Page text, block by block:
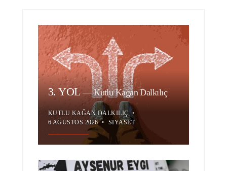
3. YOL—Kutlu Kağan Dalkılıç
KUTLU KAĞAN DALKILIÇ •
6 AĞUSTOS 2026 • SIYASET